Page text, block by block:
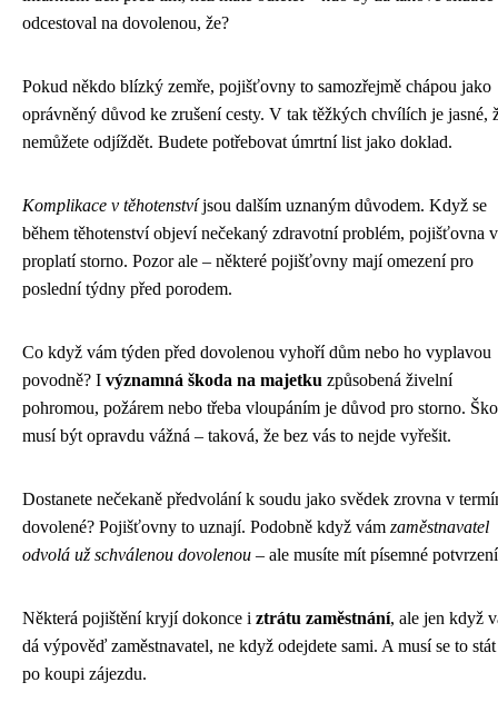
odcestoval na dovolenou, že?
Pokud někdo blízký zemře, pojišťovny to samozřejmě chápou jako
oprávněný důvod ke zrušení cesty. V tak těžkých chvílích je jasné,
nemůžete odjíždět. Budete potřebovat úmrtní list jako doklad.
Komplikace v těhotenstvíjsou dalším uznaným důvodem. Když se
během těhotenství objeví nečekaný zdravotní problém, pojišťovna
proplatí storno. Pozor ale – některé pojišťovny mají omezení pro
poslední týdny před porodem.
Co když vám týden před dovolenou vyhoří dům nebo ho vyplavou
povodně? I významná škoda na majetku způsobená živelní
pohromou, požárem nebo třeba vloupáním je důvod pro storno.
musí být opravdu vážná – taková, že bez vás to nejde vyřešit.
Dostanete nečekaně předvolání k soudu jako svědek zrovna v
dovolené? Pojišťovny to uznají. Podobně když vám zaměstnavatel
odvolá už schválenou dovolenou – ale musíte mít písemné
Některá pojištění kryjí dokonce i ztrátu zaměstnání, ale jen když
dá výpověď zaměstnavatel, ne když odejdete sami. A musí se to
po koupi zájezdu.